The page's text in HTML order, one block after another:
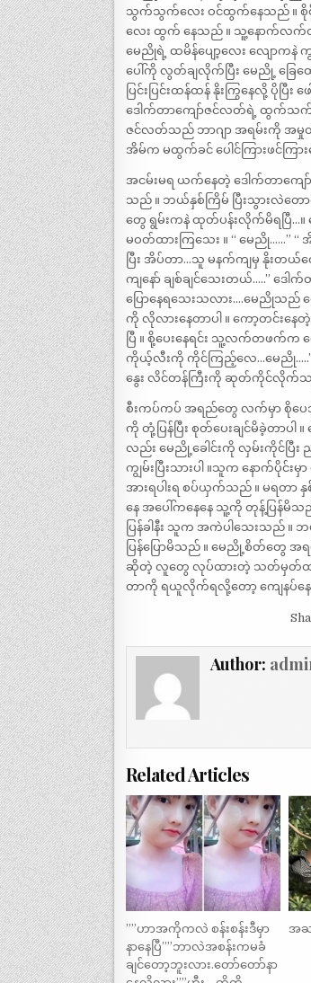
သွက်သွက်လေး ဝင်ထွက်နေသည် ။ စို
လေး ထွက် နေသည် ။ သူ့နောက်လက်
မေညိုရဲ့ ထမိန်ပျော့လေး လျောက
ပေါ်ကို လွတ်ချလိုက်ပြီး မေညို့ ခြ
ပြင်းပြင်းထန်ထန် နိုးကြွနေလို့ ပိုပ
ဒေါက်တာကျော်ဇင်လတ်ရဲ့ ထွက်သက်နွ
ဇင်လတ်သည် ဘာဂျာ အရမ်းကို အ
အိမ်က မထွက်ခင် ပေါင်ကြားဖင်ကြာ
အငမ်းမရ ယက်နေတဲ့ ဒေါက်တာက
သည် ။ ဘယ်နှစ်ကြိမ် ပြီးသွားလဲတော
တွေ ရွမ်းကနဲ ထုတ်ပန်းလိုက်မိရပြီ
မဝတ်ထားကြသေး ။ “ မေညို……”
ပြီး အိပ်တာ…သူ မနက်ကျမှ နိုးတ
ကျနော် ချစ်ချင်သေးတယ်…..” ဒ
ပြောနေရသေးသလား….မေညို
ကို လိုလားနေတာပါ ။ ကော့တင်း
ပြီ ။ စို့ပေးနေရင်း သူ့လက်တဖက်
ကိုယ့်လီးကို ကိုင်ကြည့်လေ…မေညို…..”
နွေး လိင်တန်ကြီးကို ဆုတ်ကိုင်လိုက်သ
စီးကပ်ကပ် အရည်တွေ လက်မှာ စိုပေ
ကို တုံ့ပြန်ပြီး စုတ်ပေးချင်မိခဲ့တာ
လည်း မေညို့ခေါင်းကို လှမ်းကိုင်ပ
ကျွမ်းပြီးသားပါ ။သူက နောက်
အားရပါးရ စပ်ယှက်သည် ။ မရတာ
နေ အပေါ်ကနေနေ သူ့ကို တုန့်ပြန်မိသ
ပြန်ခါနီး သူက အကဲပါသေးသည်
ပြန်ပြောမိသည် ။ မေညို့စိတ်တွေ အ
ဆိုတဲ့ လူတွေ လုပ်ထားတဲ့ သတ်မှတ်ထာ
တာကို ရယူလိုက်ရလို့တော့ ကျေနပ်နေ
Author:
Related Articles
””ဟာအကိုကလဲ စန်းစန်းဒီမှာ
နာနေပြီ””ဘာလဲအစန်းကမခံ
ချင်တော့ဘူးလား.တော်တော်နာ
အ